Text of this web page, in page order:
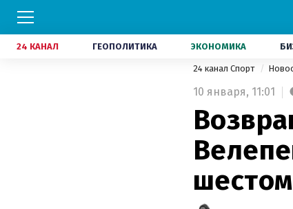
24 КАНАЛ ГЕОПОЛИТИКА ЭКОНОМИКА
24 канал Спорт
10 января, 11:01